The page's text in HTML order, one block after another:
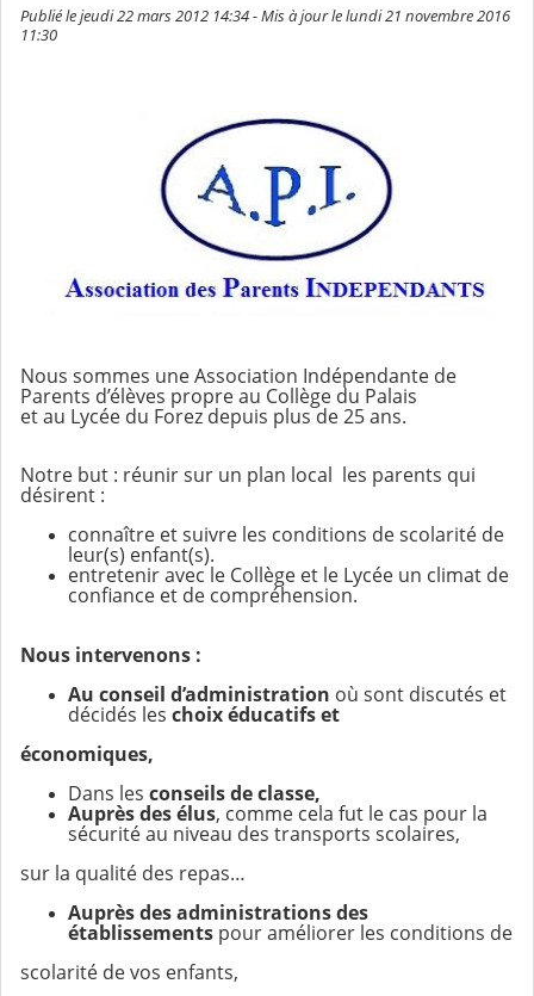
Publié le jeudi 22 mars 2012 14:34 - Mis à jour le lundi 21 novembre 2016
11:30
Nous sommes une Association Indépendante de
Parents d’élèves propre au Collège du Palais
et au Lycée du Forez depuis plus de 25 ans.
Notre but : réunir sur un plan local les parents qui
désirent :
connaître et suivre les conditions de scolarité de
leur(s) enfant(s).
entretenir avec le Collège et le Lycée un climat de
confiance et de compréhension.
Nous intervenons :
Au conseil d’administration où sont discutés et
décidés les choix éducatifs et
économiques,
Dans les conseils de classe,
Auprès des élus, comme cela fut le cas pour la
sécurité au niveau des transports scolaires,
sur la qualité des repas…
Auprès des administrations des
établissements pour améliorer les conditions de
scolarité de vos enfants,